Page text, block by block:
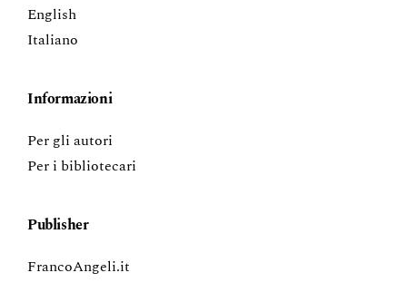
English
Italiano
Informazioni
Per gli autori
Per i bibliotecari
Publisher
FrancoAngeli.it